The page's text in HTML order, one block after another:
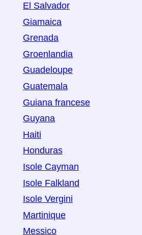
El Salvador
Giamaica
Grenada
Groenlandia
Guadeloupe
Guatemala
Guiana francese
Guyana
Haiti
Honduras
Isole Cayman
Isole Falkland
Isole Vergini
Martinique
Messico